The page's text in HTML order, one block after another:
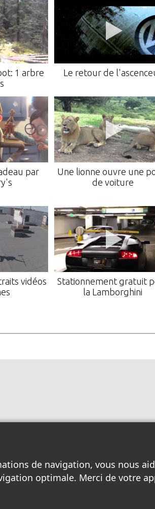
1 arbre
Le retour de
par
Une lionne ouvre une
de voiture
vidéos
Stationnement gratuit
la Lamborghini
de navigation, vous nous
optimale. Merci de votre